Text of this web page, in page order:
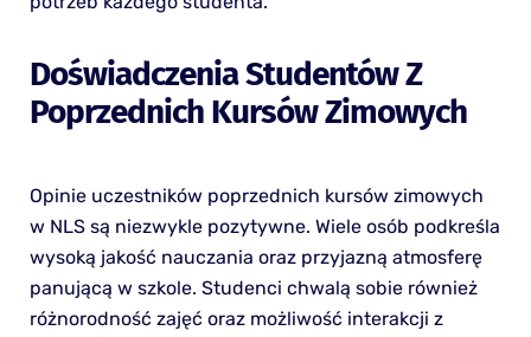
Doświadczenia Studentów Z
Poprzednich Kursów Zimowych
Opinie uczestników poprzednich kursów zimowych
w NLS są niezwykle pozytywne. Wiele osób podkreśla
wysoką jakość nauczania oraz przyjazną atmosferę
panującą w szkole. Studenci chwalą sobie również
różnorodność zajęć oraz możliwość interakcji z